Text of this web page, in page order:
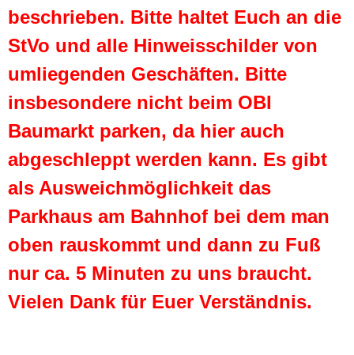
beschrieben. Bitte haltet Euch an die
StVo und alle Hinweisschilder von
umliegenden Geschäften. Bitte
insbesondere nicht beim OBI
Baumarkt parken, da hier auch
abgeschleppt werden kann. Es gibt
als Ausweichmöglichkeit das
Parkhaus am Bahnhof bei dem man
oben rauskommt und dann zu Fuß
nur ca. 5 Minuten zu uns braucht.
Vielen Dank für Euer Verständnis.